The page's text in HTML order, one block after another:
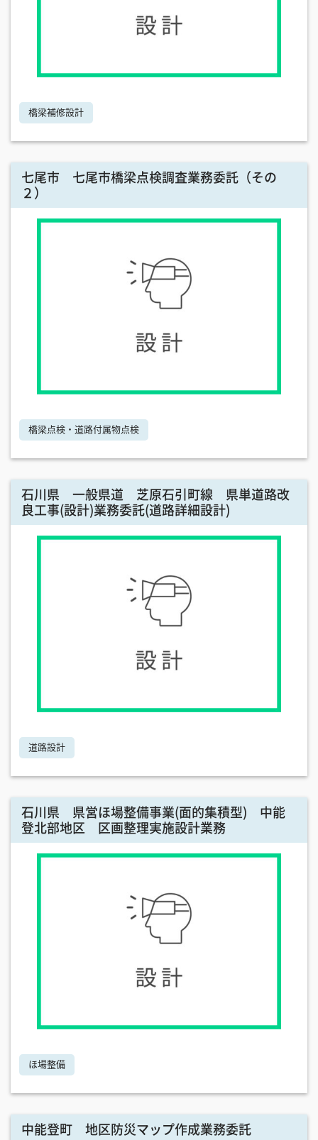
橋梁補修設計
七尾市 七尾市橋梁点検調査業務委託（その
２）
橋梁点検・道路付属物点検
石川県 一般県道 芝原石引町線 県単道路改
良工事(設計)業務委託(道路詳細設計)
道路設計
石川県 県営ほ場整備事業(面的集積型) 中能
登北部地区 区画整理実施設計業務
ほ場整備
中能登町 地区防災マップ作成業務委託